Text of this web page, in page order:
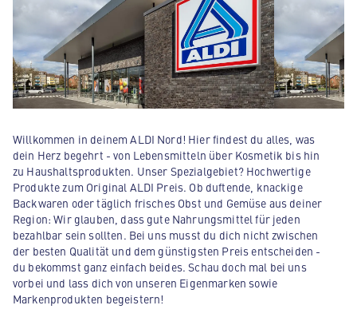
Willkommen in deinem ALDI Nord! Hier findest du alles, was
dein Herz begehrt - von Lebensmitteln über Kosmetik bis hin
zu Haushaltsprodukten. Unser Spezialgebiet? Hochwertige
Produkte zum Original ALDI Preis. Ob duftende, knackige
Backwaren oder täglich frisches Obst und Gemüse aus deiner
Region: Wir glauben, dass gute Nahrungsmittel für jeden
bezahlbar sein sollten. Bei uns musst du dich nicht zwischen
der besten Qualität und dem günstigsten Preis entscheiden -
du bekommst ganz einfach beides. Schau doch mal bei uns
vorbei und lass dich von unseren Eigenmarken sowie
Markenprodukten begeistern!